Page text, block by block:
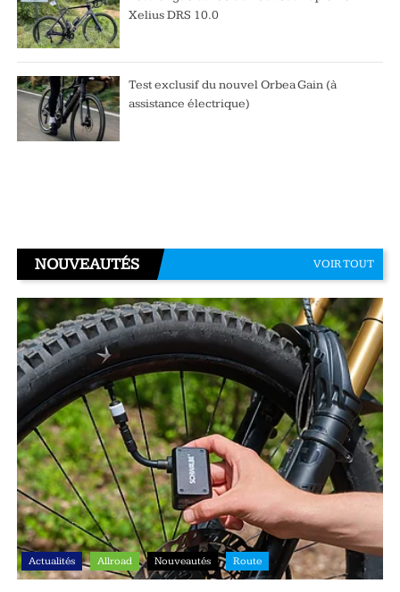
Xelius DRS 10.0
Test exclusif du nouvel Orbea Gain (à
assistance électrique)
NOUVEAUTÉS VOIR TOUT
Actualités Allroad Nouveautés Route